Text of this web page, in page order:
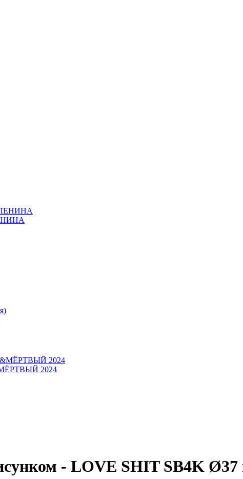
2024
- LOVE SHIT SB4K Ø37